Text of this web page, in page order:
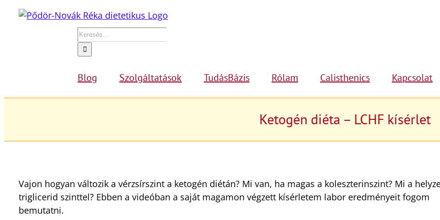
Kihagyás
Keresés...
Blog Szolgáltatások TudásBázis Rólam Calisthenics Kapcsolat
Ketogén diéta – LCHF kísérlet
Vajon hogyan változik a vérzsírszint a ketogén diétán? Mi van, ha magas a koleszterinszint? Mi a
triglicerid szinttel? Ebben a videóban a saját magamon végzett kísérletem labor eredményeit fogom
bemutatni.